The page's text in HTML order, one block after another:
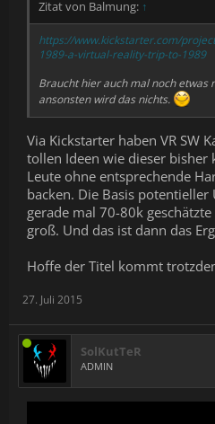
Zitat von Balmung: ↑
https://www.kickstarter.com/
1989-a-virtual-reality-trip-to-1989
Braucht hier auch mal noch etwas
ansonsten wird das nichts.
Via Kickstarter haben VR SW
tollen Ideen wie dieser bisher
Leute ohne entsprechende
backen. Die Basis
gerade mal 70-80k
groß. Und das ist dann das
Hoffe der Titel kommt
27. Juli 2015
SolKutTeR
ADMIN